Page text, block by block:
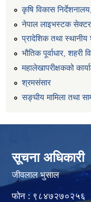
कृषि विकास
नेपाल लाइभस्टक
प्रादेशिक तथा
भौतिक पूर्वाधार, शहरी
महालेखापरीक्षकको
श्रमसंसार
सङ्घीय मामिला तथा
सूचना अधिकारी
जीवलाल भुसाल
फोन : ९८४७२७०२५६